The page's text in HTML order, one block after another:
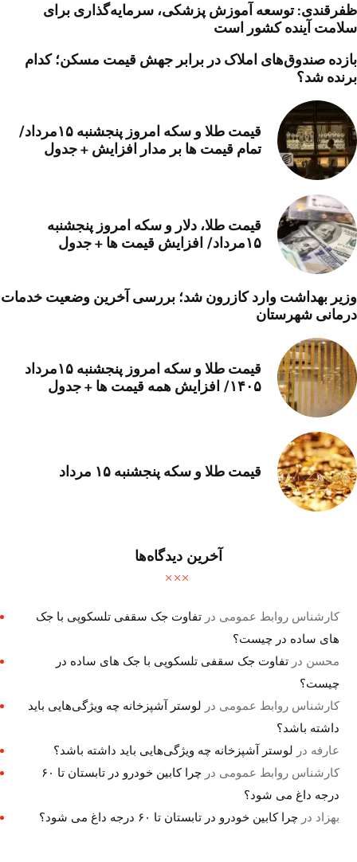
ظفرقندی: توسعه آموزش پزشکی، سرمایه‌گذاری برای
سلامت آینده کشور است
بازده صندوق‌های املاک در برابر جهش قیمت مسکن؛ کدام
برنده شد؟
قیمت طلا و سکه امروز پنجشنبه ۱۵مرداد/
تمام قیمت ها بر مدار افزایش + جدول
قیمت طلا، دلار و سکه امروز پنجشنبه
۱۵مرداد/ افزایش قیمت ها + جدول
وزیر بهداشت وارد کازرون شد؛ بررسی آخرین وضعیت خدمات
درمانی شهرستان
قیمت طلا و سکه امروز پنجشنبه ۱۵مرداد
۱۴۰۵/ افزایش همه قیمت ها + جدول
قیمت طلا و سکه پنجشنبه ۱۵ مرداد
آخرین دیدگاه‌ها
کارشناس روابط عمومی درتفاوت جک سقفی تلسکوپی با جک
های ساده در چیست؟
محسن درتفاوت جک سقفی تلسکوپی با جک های ساده در
چیست؟
کارشناس روابط عمومی در لوستر آشپزخانه چه ویژگی‌هایی باید
داشته باشد؟
عارفه در لوستر آشپزخانه چه ویژگی‌هایی باید داشته باشد؟
کارشناس روابط عمومی در
چرا کابین خودرو در تابستان تا ۶۰
درجه داغ می شود؟
بهزاد درچرا کابین خودرو در تابستان تا ۶۰ درجه داغ می شود؟